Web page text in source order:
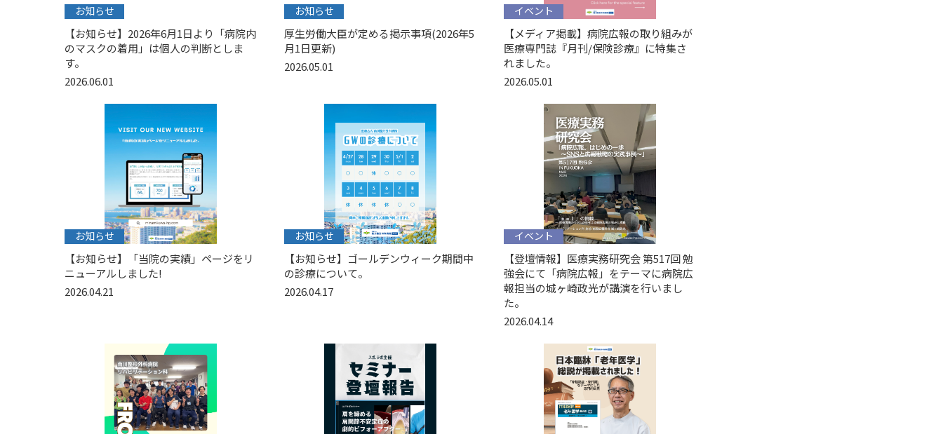
お知らせ
【お知らせ】2026年6月1日より「病院内
のマスクの着用」は個人の判断としま
す。
2026.06.01
お知らせ
厚生労働大臣が定める掲示事項(2026年5
月1日更新)
2026.05.01
イベント
【メディア掲載】病院広報の取り組みが
医療専門誌『月刊/保険診療』に特集さ
れました。
2026.05.01
お知らせ
【お知らせ】「当院の実績」ページをリ
ニューアルしました!
2026.04.21
お知らせ
【お知らせ】ゴールデンウィーク期間中
の診療について。
2026.04.17
イベント
【登壇情報】医療実務研究会 第517回 勉
強会にて「病院広報」をテーマに病院広
報担当の城ヶ崎政光が講演を行いまし
た。
2026.04.14